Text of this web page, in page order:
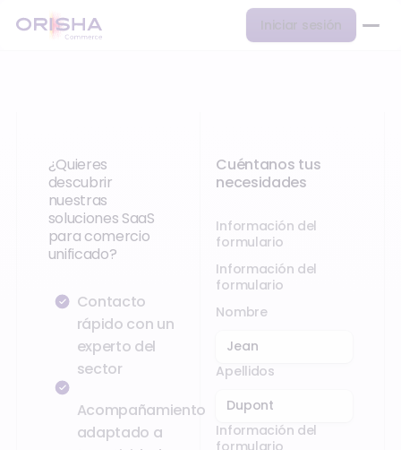
Iniciar sesión
¿Quieres
descubrir
nuestras
soluciones SaaS
para comercio
unificado?
Contacto
rápido con un
experto del
sector
Acompañamiento
adaptado a
Cuéntanos tus
necesidades
Información del
formulario
Información del
formulario
Nombre
Apellidos
Información del
formulario